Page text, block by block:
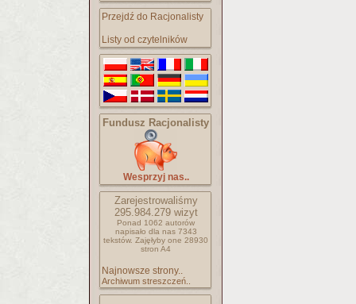
Przejdź do Racjonalisty
Listy od czytelników
Fundusz Racjonalisty
Wesprzyj nas..
Zarejestrowaliśmy
295.984.279wizyt
Ponad 1062 autorów
napisało dla nas 7343
tekstów. Zajęłyby one 28930
stron A4
Najnowsze strony..
Archiwum streszczeń..